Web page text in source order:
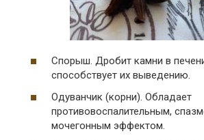
Спорыш. Дробит камни в
способствует их выведению.
Одуванчик (корни). Обладает
противовоспалительным,
мочегонным эффектом.